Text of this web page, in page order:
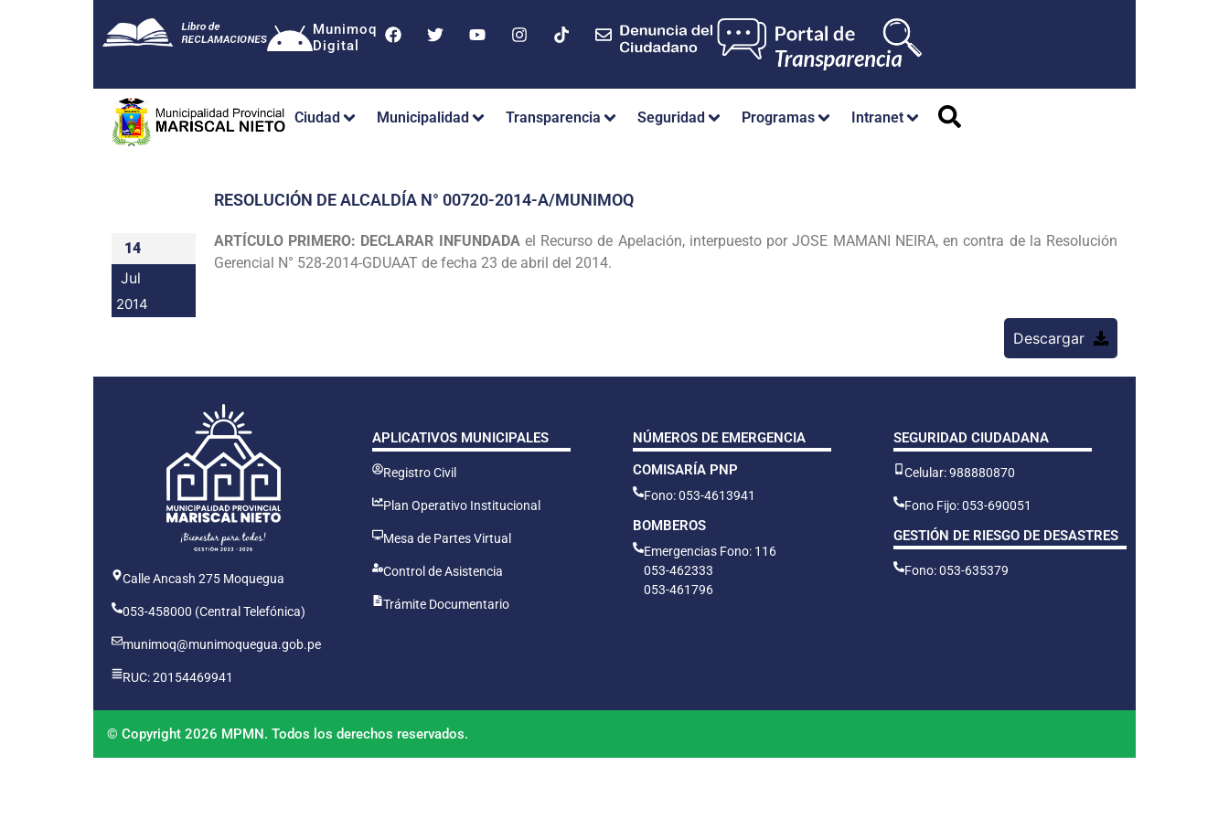
Munimoq
Digital
Ciudad Municipalidad Transparencia Seguridad Programas Intranet
14
Jul
2014
RESOLUCIÓN DE ALCALDÍA N° 00720-2014-A/MUNIMOQ
ARTÍCULO PRIMERO: DECLARAR INFUNDADAel Recurso de Apelación, interpuesto por JOSE MAMANI NEIRA, en contra de la Resolución
Gerencial N° 528-2014-GDUAAT de fecha 23 de abril del 2014.
Descargar
Calle Ancash 275 Moquegua
053-458000 (Central Telefónica)
munimoq@munimoquegua.gob.pe
RUC: 20154469941
APLICATIVOS MUNICIPALES
Registro Civil
Plan Operativo Institucional
Mesa de Partes Virtual
Control de Asistencia
Trámite Documentario
NÚMEROS DE EMERGENCIA
COMISARÍA PNP
Fono: 053-4613941
BOMBEROS
Emergencias Fono: 116
053-462333
053-461796
SEGURIDAD CIUDADANA
Celular: 988880870
Fono Fijo: 053-690051
GESTIÓN DE RIESGO DE DESASTRES
Fono: 053-635379
© Copyright 2026 MPMN. Todos los derechos reservados.